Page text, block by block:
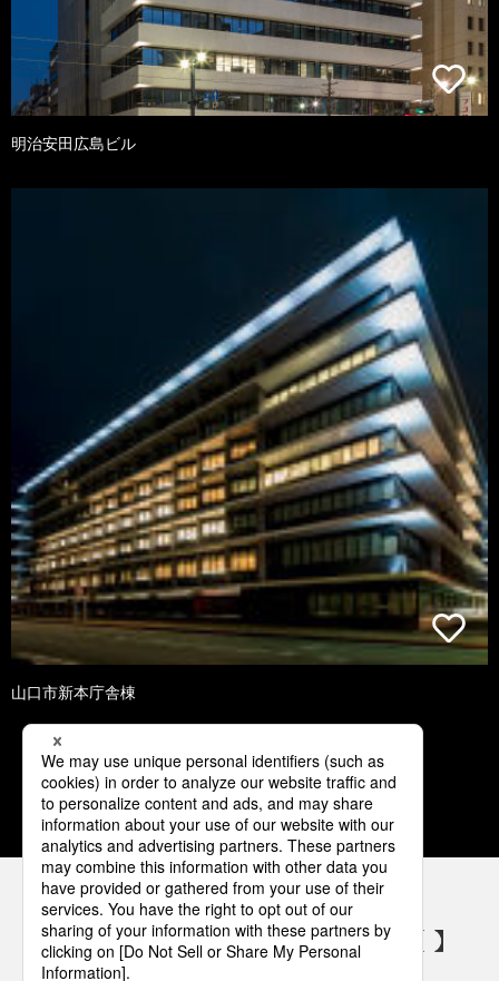
明治安田広島ビル
山口市新本庁舎棟
1 2 3 4 5
パナソニックの電気設備 SNSアカウント